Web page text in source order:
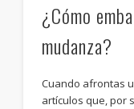
¿Cómo
mudanza?
Cuando afrontas
artículos que, por